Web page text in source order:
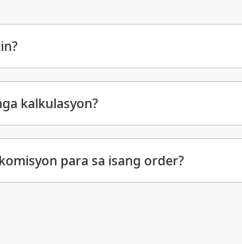
kalkulasyon?
para sa isang order?